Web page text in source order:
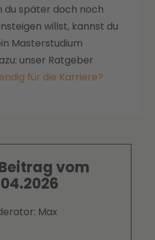
du später doch noch
willst, kannst du
Masterstudium
unser Ratgeber
für die Karriere?
vom
Max